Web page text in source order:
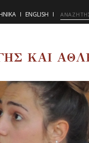
ENGLISH
ΚΑΙ